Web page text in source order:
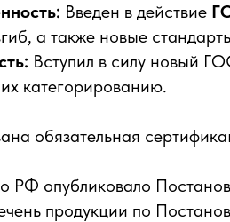
Введен в действие
а также новые
Вступил в силу новый
категорированию.
обязательная
РФ опубликовало
продукции по